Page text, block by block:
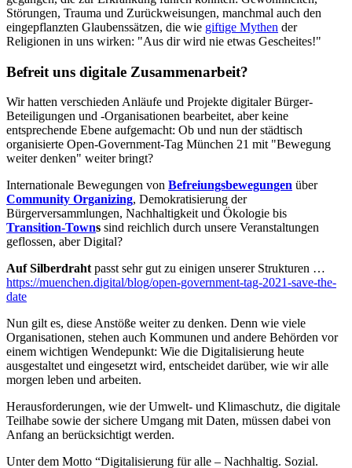
Störungen, Trauma und Zurückweisungen, manchmal auch den
eingepflanzten Glaubenssätzen, die wie giftige Mythen der
Religionen in uns wirken: "Aus dir wird nie etwas Gescheites!"
Befreit uns digitale Zusammenarbeit?
Wir hatten verschieden Anläufe und Projekte digitaler Bürger-
Beteiligungen und -Organisationen bearbeitet, aber keine
entsprechende Ebene aufgemacht: Ob und nun der städtisch
organisierte Open-Government-Tag München 21 mit "Bewegung
weiter denken" weiter bringt?
Internationale Bewegungen von Befreiungsbewegungen über
Community Organizing, Demokratisierung der
Bürgerversammlungen, Nachhaltigkeit und Ökologie bis
Transition-Towns sind reichlich durch unsere Veranstaltungen
geflossen, aber Digital?
Auf Silberdrahtpasst sehr gut zu einigen unserer Strukturen …
https://muenchen.digital/blog/open-government-tag-2021-save-the-
date
Nun gilt es, diese Anstöße weiter zu denken. Denn wie viele
Organisationen, stehen auch Kommunen und andere Behörden vor
einem wichtigen Wendepunkt: Wie die Digitalisierung heute
ausgestaltet und eingesetzt wird, entscheidet darüber, wie wir alle
morgen leben und arbeiten.
Herausforderungen, wie der Umwelt- und Klimaschutz, die digitale
Teilhabe sowie der sichere Umgang mit Daten, müssen dabei von
Anfang an berücksichtigt werden.
Unter dem Motto “Digitalisierung für alle – Nachhaltig. Sozial.